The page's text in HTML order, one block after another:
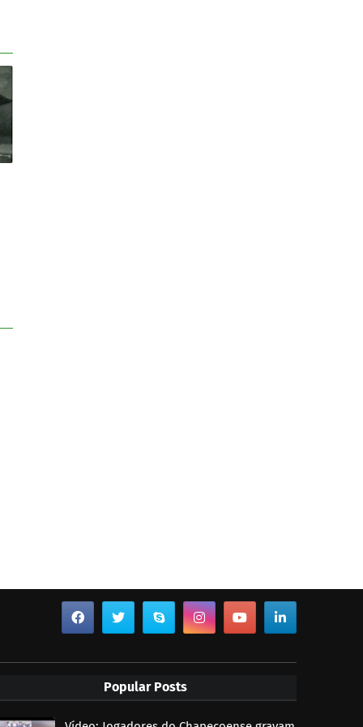
Popular Posts